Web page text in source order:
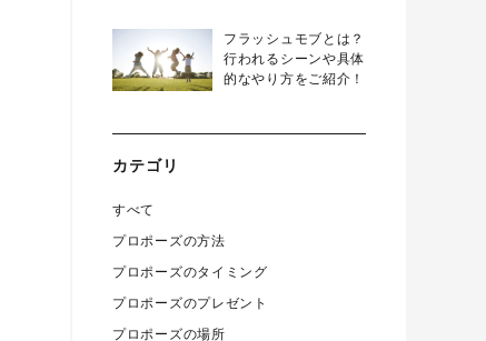
フラッシュモブとは？
行われるシーンや具体
的なやり方をご紹介！
カテゴリ
すべて
プロポーズの方法
プロポーズのタイミング
プロポーズのプレゼント
プロポーズの場所